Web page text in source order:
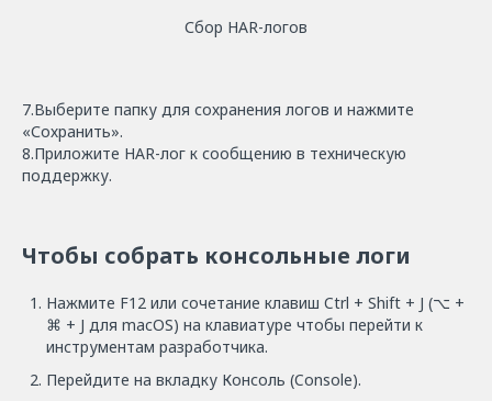
Сбор HAR-логов
7.Выберите папку для сохранения логов и нажмите
«Сохранить».
8.Приложите HAR-лог к сообщению в техническую
поддержку.
Чтобы собрать консольные логи
Нажмите F12 или сочетание клавиш Ctrl + Shift + J (⌥ +
⌘ + J для macOS) на клавиатуре чтобы перейти к
инструментам разработчика.
Перейдите на вкладку Консоль (Console).